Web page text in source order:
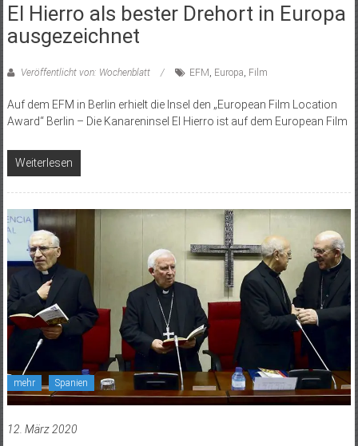
El Hierro als bester Drehort in Europa
ausgezeichnet
Veröffentlicht von: Wochenblatt EFM Europa Film
Auf dem EFM in Berlin erhielt die Insel den „European Film Location
Award“ Berlin – Die Kanareninsel El Hierro ist auf dem European Film
Weiterlesen
mehr Spanien
12. März 2020